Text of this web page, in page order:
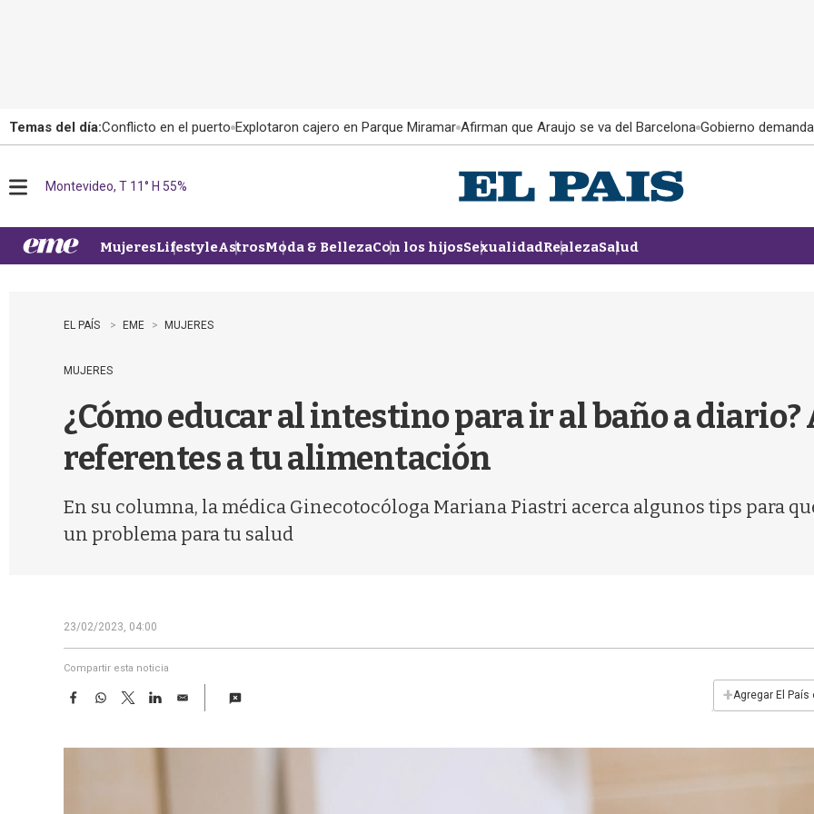
Temas del día:Conflicto en el puerto Explotaron cajero en Parque Miramar Afirman que Araujo se va del Barcelona Gobierno
u
Montevideo, T 11° H 55%
MujeresLifestyleAstrosModa & BellezaCon los hijosSexualidadRealezaSalud
EL PAÍS EME MUJERES
MUJERES
¿Cómo educar al intestino para ir al baño a diario?
referentes a tu alimentación
En su columna, la médica Ginecotocóloga Mariana Piastri acerca algunos tips para
un problema para tu salud
23/02/2023, 04:00
Compartir esta noticia
F
e
W
t
T
w
t
L
k
E
i
+Agregar El País